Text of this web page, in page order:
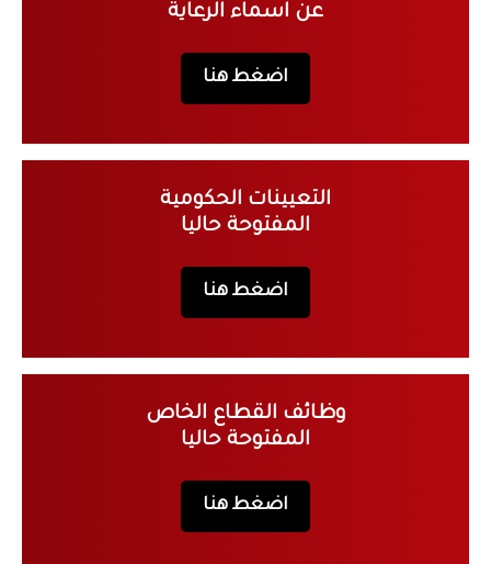
عن اسماء الرعاية
اضغط هنا
التعيينات الحكومية
المفتوحة حاليا
اضغط هنا
وظائف القطاع الخاص
المفتوحة حاليا
اضغط هنا